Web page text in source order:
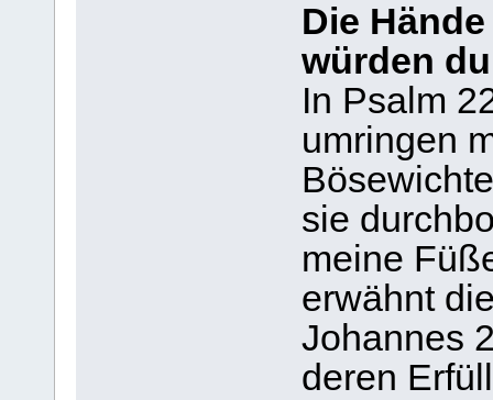
Die
würden
In Psalm
umringen
sie
meine
erwähnt
Johannes
deren